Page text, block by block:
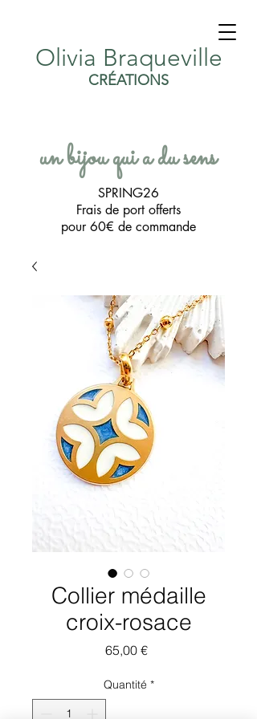
Olivia Braqueville
CRÉATIONS
un bijou qui a du sens
SPRING26
Frais de port offerts
pour 60€ de commande
Collier médaille
croix-rosace
65,00 €Prix
Quantité *